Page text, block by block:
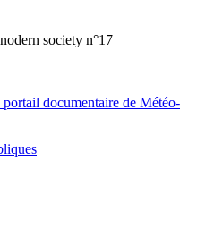
society n°17
documentaire de Météo-